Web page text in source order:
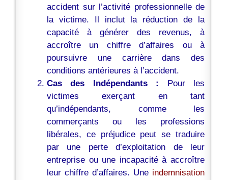
accident sur l’activité professionnelle de
la victime. Il inclut la réduction de la
capacité à générer des revenus, à
accroître un chiffre d’affaires ou à
poursuivre une carrière dans des
conditions antérieures à l’accident.
Cas des Indépendants :
Pour les
victimes exerçant en tant
qu’indépendants, comme les
commerçants ou les professions
libérales, ce préjudice peut se traduire
par une perte d’exploitation de leur
entreprise ou une incapacité à accroître
leur chiffre d’affaires. Une indemnisation